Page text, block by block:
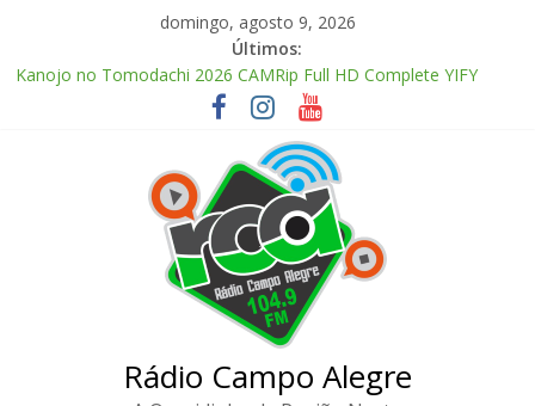
domingo, agosto 9, 2026
Últimos:
McAfee Visual Trace Activated (x64) Reddit
Kanojo no Tomodachi 2026 CAMRip Full HD Complete YIFY
The Love Hypothesis 2026 CAMRip UHD Proper FullMov𝗂e
Zhu Xian: Zuizhong Ji 2026 Clean Audio Extended M𝐚gn𝐞t L𝐢nk
Rádio Campo Alegre